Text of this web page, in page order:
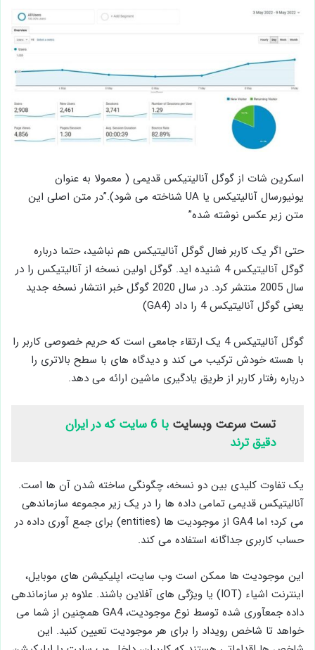
اسکرین شات از گوگل آنالیتیکس قدیمی ( معمولا به عنوان
یونیورسال آنالیتیکس یا UA شناخته می ­شود).”در متن اصلی این
متن زیر عکس نوشته شده”
حتی اگر یک کاربر فعال گوگل آنالیتیکس هم نباشید، حتما درباره
گوگل آنالیتیکس 4 شنیده­ اید. گوگل اولین نسخه از آنالیتیکس را در
سال 2005 منتشر کرد. در سال 2020 گوگل خبر انتشار نسخه جدید
یعنی گوگل آنالیتیکس 4 را داد (GA4)
گوگل آنالیتیکس 4 یک ارتقاء جامعی است که حریم خصوصی کاربر را
با هسته خودش ترکیب می­ کند و دیدگاه­ های با سطح بالاتری را
درباره رفتار کاربر از طریق یادگیری ماشین ارائه می­ دهد.
تست سرعت وبسایت
با 6 سایت که در ایران
دقیق ترند
یک تفاوت کلیدی بین دو نسخه، چگونگی ساخته شدن آن ­ها است.
آنالیتیکس قدیمی تمامی داده ­ها را در یک زیر مجموعه سازماندهی
می ­کرد؛ اما GA4 از موجودیت ­ها (entities) برای جمع ­آوری داده در
حساب کاربری جداگانه استفاده می ­کند.
این موجودیت ­ها ممکن است وب سایت، اپلیکیشن­ های موبایل،
اینترنت اشیاء (IOT) یا ویژگی ­های آفلاین باشند. علاوه بر سازماندهی
داده جمع­آوری شده توسط نوع موجودیت، GA4 همچنین از شما می
­خواهد تا شاخص رویداد را برای هر موجودیت تعیین کنید. این